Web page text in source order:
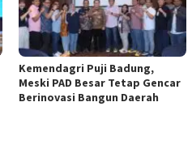
Kemendagri Puji Badung,
Meski PAD Besar Tetap Gencar
Berinovasi Bangun Daerah